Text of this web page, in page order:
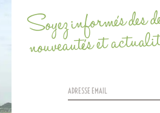
Soyez informés des
nouveautés et